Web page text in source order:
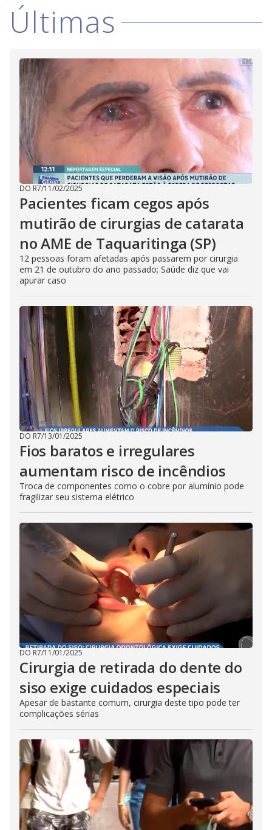
Últimas
DO R7/11/02/2025
Pacientes ficam cegos após
mutirão de cirurgias de catarata
no AME de Taquaritinga (SP)
12 pessoas foram afetadas após passarem por cirurgia
em 21 de outubro do ano passado; Saúde diz que vai
apurar caso
DO R7/13/01/2025
Fios baratos e irregulares
aumentam risco de incêndios
Troca de componentes como o cobre por alumínio pode
fragilizar seu sistema elétrico
DO R7/11/01/2025
Cirurgia de retirada do dente do
siso exige cuidados especiais
Apesar de bastante comum, cirurgia deste tipo pode ter
complicações sérias